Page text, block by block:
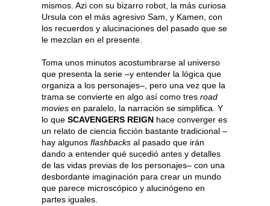
mismos. Azi con su bizarro robot, la más curiosa
Ursula con el más agresivo Sam, y Kamen, con
los recuerdos y alucinaciones del pasado que se
le mezclan en el presente.
Toma unos minutos acostumbrarse al universo
que presenta la serie –y entender la lógica que
organiza a los personajes–, pero una vez que la
trama se convierte en algo así como tres road
movies en paralelo, la narración se simplifica. Y
lo que SCAVENGERS REIGN hace converger es
un relato de ciencia ficción bastante tradicional –
hay algunos flashbacks al pasado que irán
dando a entender qué sucedió antes y detalles
de las vidas previas de los personajes– con una
desbordante imaginación para crear un mundo
que parece microscópico y alucinógeno en
partes iguales.